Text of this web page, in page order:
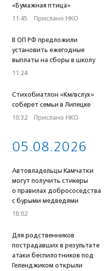
«Бумажная птица»
11:45 · Прислано НКО
В ОП РФ предложили
установить ежегодные
выплаты на сборы в школу
11:24
Стихобиатлон «Км/вслух»
соберет семьи в Липецке
10:32 · Прислано НКО
05.08.2026
Автовладельцы Камчатки
могут получить стикеры
о правилах добрососедства
с бурыми медведями
18:02
Для родственников
пострадавших в результате
атаки беспилотников под
Геленджиком открыли